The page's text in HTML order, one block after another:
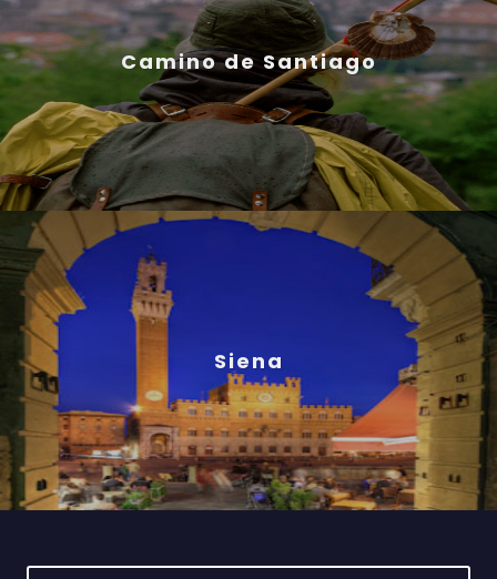
Camino de Santiago
Siena